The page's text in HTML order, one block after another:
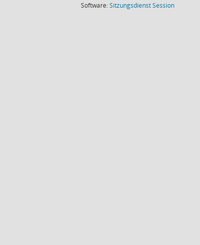
Software:SitzungsdienstSession(Wird in